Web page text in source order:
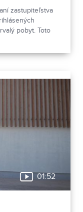
zastupiteľstva
pobyt. Toto
01:52